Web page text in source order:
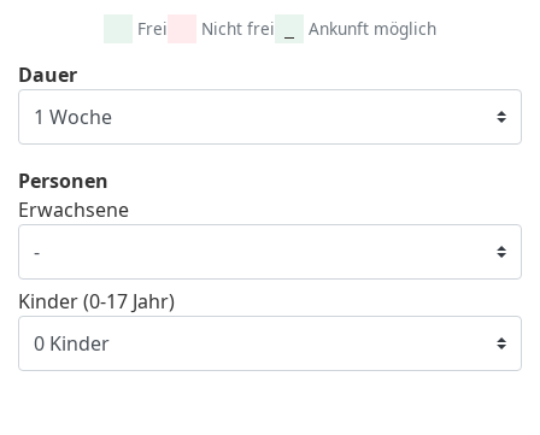
Frei Nicht frei Ankunft möglich
Dauer
Personen
Erwachsene
Kinder (0-17 Jahr)